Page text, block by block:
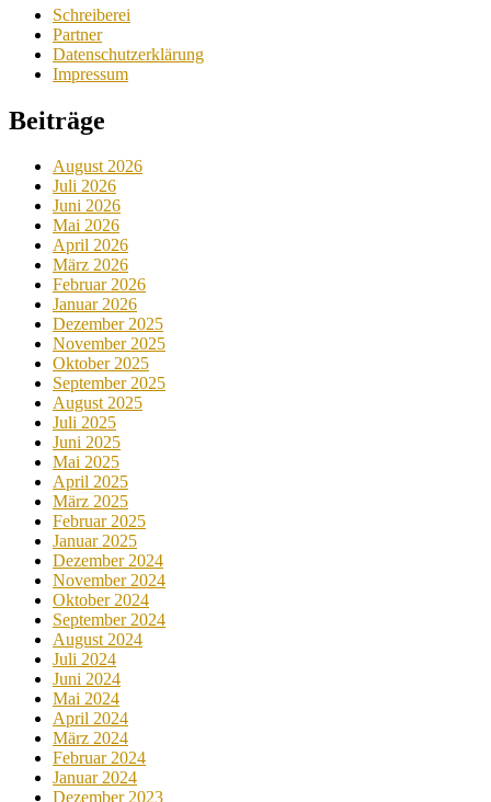
Schreiberei
Partner
Datenschutzerklärung
Impressum
Beiträge
August 2026
Juli 2026
Juni 2026
Mai 2026
April 2026
März 2026
Februar 2026
Januar 2026
Dezember 2025
November 2025
Oktober 2025
September 2025
August 2025
Juli 2025
Juni 2025
Mai 2025
April 2025
März 2025
Februar 2025
Januar 2025
Dezember 2024
November 2024
Oktober 2024
September 2024
August 2024
Juli 2024
Juni 2024
Mai 2024
April 2024
März 2024
Februar 2024
Januar 2024
Dezember 2023